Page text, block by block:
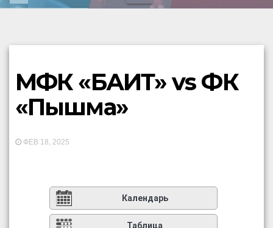
МФК «БАИТ» vs ФК
«Пышма»
ФЕВ 18, 2025
Календарь
Таблица